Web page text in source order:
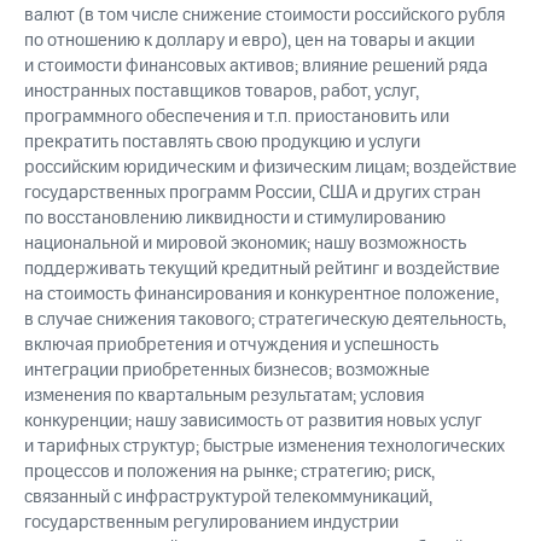
валют (в том числе снижение стоимости российского рубля
по отношению к доллару и евро), цен на товары и акции
и стоимости финансовых активов; влияние решений ряда
иностранных поставщиков товаров, работ, услуг,
программного обеспечения и т.п. приостановить или
прекратить поставлять свою продукцию и услуги
российским юридическим и физическим лицам; воздействие
государственных программ России, США и других стран
по восстановлению ликвидности и стимулированию
национальной и мировой экономик; нашу возможность
поддерживать текущий кредитный рейтинг и воздействие
на стоимость финансирования и конкурентное положение,
в случае снижения такового; стратегическую деятельность,
включая приобретения и отчуждения и успешность
интеграции приобретенных бизнесов; возможные
изменения по квартальным результатам; условия
конкуренции; нашу зависимость от развития новых услуг
и тарифных структур; быстрые изменения технологических
процессов и положения на рынке; стратегию; риск,
связанный с инфраструктурой телекоммуникаций,
государственным регулированием индустрии